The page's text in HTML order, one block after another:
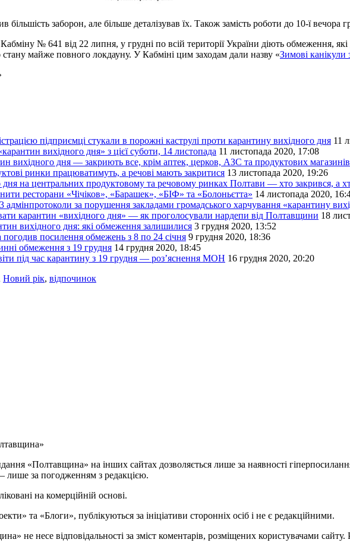
заборон, але більше деталізував їх. Також замість роботи до 10-ї
№ 641 від 22 липня, у грудні по всій території України діють обмеження, які
майже повного локдауну. У Кабміні цим заходам дали назву «Зимові канікули
підприємці стукали в порожні каструлі проти карантину вихідного дня 11
вихідного дня» з цієї суботи, 14 листопада 11 листопада 2020, 17:08
вихідного дня — закриють все, крім аптек, церков, АЗС та продуктових магазинів
ринки працюватимуть, а речові мають закритися 13 листопада 2020, 19:26
дня на центральних продуктовому та речовому ринках Полтави — хто закрився, а
ресторани «Чічіков», «Барашек», «БІФ» та «Болоньєтта» 14 листопада 2020,
адмінпротоколи за порушення закладами громадського харчування «карантину
карантин «вихідного дня» — як проголосували нардепи від Полтавщини 18
вихідного дня: які обмеження залишилися 3 грудня 2020, 13:52
посилення обмежень з 8 по 24 січня 9 грудня 2020, 18:36
обмеження з 19 грудня 14 грудня 2020, 18:45
під час карантину з 19 грудня — роз’яснення МОН 16 грудня 2020, 20:20
Новий рік, відпочинок
«Полтавщина» на інших сайтах дозволяється лише за наявності
за погодженням з редакцією.
на комерційній основі.
та «Блоги», публікуються за ініціативи сторонніх осіб і не є редакційними.
не несе відповідальності за зміст коментарів, розміщених користувачами